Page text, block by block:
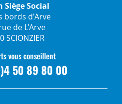
Siège Social
bords d'Arve
de L'Arve
SCIONZIER
vous conseillent
50 89 80 00